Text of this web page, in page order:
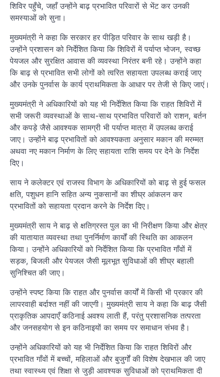
शिविर पहुँचे, जहाँ उन्होंने बाढ़ प्रभावित परिवारों से भेंट कर उनकी
समस्याओं को सुना।
मुख्यमंत्री ने कहा कि सरकार हर पीड़ित परिवार के साथ खड़ी है।
उन्होंने प्रशासन को निर्देशित किया कि शिविरों में पर्याप्त भोजन, स्वच्छ
पेयजल और सुरक्षित आवास की व्यवस्था निरंतर बनी रहे। उन्होंने कहा
कि बाढ़ से प्रभावित सभी लोगों को त्वरित सहायता उपलब्ध कराई जाए
और उनके पुनर्वास के कार्य प्राथमिकता के आधार पर तेजी से किए जाएं।
मुख्यमंत्री ने अधिकारियों को यह भी निर्देशित किया कि राहत शिविरों में
सभी जरूरी व्यवस्थाओं के साथ-साथ प्रभावित परिवारों को राशन, बर्तन
और कपड़े जैसे आवश्यक सामग्री भी पर्याप्त मात्रा में उपलब्ध कराई
जाए। उन्होंने बाढ़ प्रभावितों को आवश्यकता अनुसार मकान की मरम्मत
अथवा नए मकान निर्माण के लिए सहायता राशि समय पर देने के निर्देश
दिए।
साय ने कलेक्टर एवं राजस्व विभाग के अधिकारियों को बाढ़ से हुई फसल
क्षति, पशुधन हानि सहित अन्य नुकसानों का शीघ्र आंकलन कर
प्रभावितों को सहायता प्रदान करने के निर्देश दिए।
मुख्यमंत्री साय ने बाढ़ से क्षतिग्रस्त पुल का भी निरीक्षण किया और क्षेत्र
की यातायात व्यवस्था तथा पुनर्निर्माण कार्यों की स्थिति का आकलन
किया। उन्होंने अधिकारियों को निर्देशित किया कि प्रभावित गाँवों में
सड़क, बिजली और पेयजल जैसी मूलभूत सुविधाओं की शीघ्र बहाली
सुनिश्चित की जाए।
उन्होंने स्पष्ट किया कि राहत और पुनर्वास कार्यों में किसी भी प्रकार की
लापरवाही बर्दाश्त नहीं की जाएगी। मुख्यमंत्री साय ने कहा कि बाढ़ जैसी
प्राकृतिक आपदाएँ कठिनाई अवश्य लाती हैं, परंतु प्रशासनिक तत्परता
और जनसहयोग से इन कठिनाइयों का समय पर समाधान संभव है।
उन्होंने अधिकारियों को यह भी निर्देशित किया कि राहत शिविरों और
प्रभावित गाँवों में बच्चों, महिलाओं और बुजुर्गों की विशेष देखभाल की जाए
तथा स्वास्थ्य एवं शिक्षा से जुड़ी आवश्यक सुविधाओं को प्राथमिकता दी